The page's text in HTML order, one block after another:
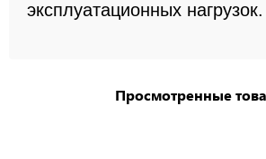
эксплуатационных нагрузок.
Просмотренные